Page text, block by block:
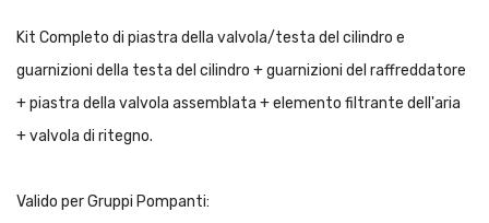
Kit Completo di piastra della valvola/testa del cilindro e
guarnizioni della testa del cilindro + guarnizioni del raffreddatore
+ piastra della valvola assemblata + elemento filtrante dell'aria
+ valvola di ritegno.
Valido per Gruppi Pompanti: